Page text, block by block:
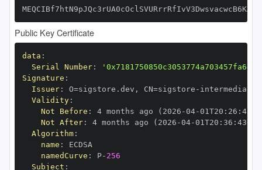
Public Key Certificate
data :
Serial Number:
Signature :
Issuer: O=sigstore.dev , CN=sigstore -
Validity:
Not Before : 4 months ago (2026 -04-01T20 : 26 :
Not After: 4 months ago (2026 -04-01T20 : 36 : 43+00
Algorithm:
name :
namedCurve : P- 256
Subject :